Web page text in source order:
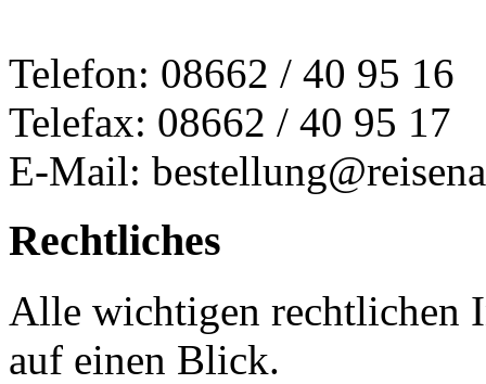
Telefon: 08662 / 40 95 16
Telefax: 08662 / 40 95 17
E-Mail:
Rechtliches
Alle wichtigen rechtlichen
auf einen Blick.